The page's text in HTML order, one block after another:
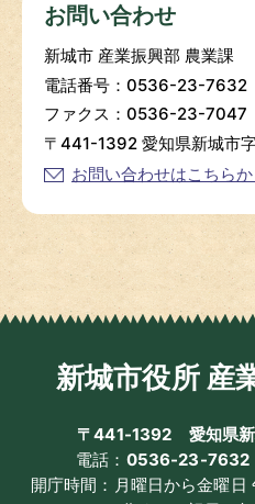
お問い合わせ
新城市 産業振興部 農業課
電話番号：0536-23-7632
ファクス：0536-23-7047
〒441-1392 愛知県新城市
お問い合わせはこちらか
新城市役所 産
〒441-1392
愛知県
電話： 0536-23-7632
開庁時間：月曜日から金曜